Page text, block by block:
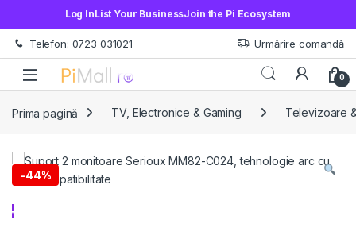
Log InList Your BusinessJoin the Pi Ecosystem
Treci la navigare
Sări la conținut
Telefon: 0723 031021 Urmărire comandă
Open 0
Prima pagină TV, Electronice & Gaming Televizoare
-44%